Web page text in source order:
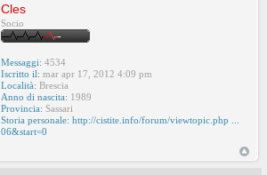
Cles
Socio
Messaggi: 4534
Iscritto il: mar apr 17, 2012 4:09 pm
Località: Brescia
Anno di nascita: 1989
Provincia: Sassari
Storia personale: http://cistite.info/forum/viewtopic.php ...
06&start=0